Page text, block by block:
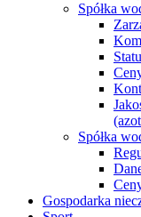
Spółka
Spółka
Gospodarka